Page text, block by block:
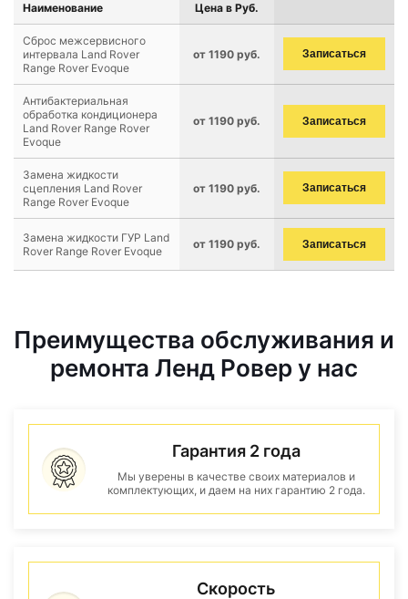
Наименование Цена в Руб.
Сброс межсервисного
интервала Land Rover
Range Rover Evoque
от 1190 руб. Записаться
Антибактериальная
обработка кондиционера
Land Rover Range Rover
Evoque
от 1190 руб. Записаться
Замена жидкости
сцепления Land Rover
Range Rover Evoque
от 1190 руб. Записаться
Замена жидкости ГУР Land
Rover Range Rover Evoque
от 1190 руб. Записаться
Преимущества обслуживания и
ремонта Ленд Ровер у нас
Гарантия 2 года
Мы уверены в качестве своих материалов и
комплектующих, и даем на них гарантию 2 года.
Скорость